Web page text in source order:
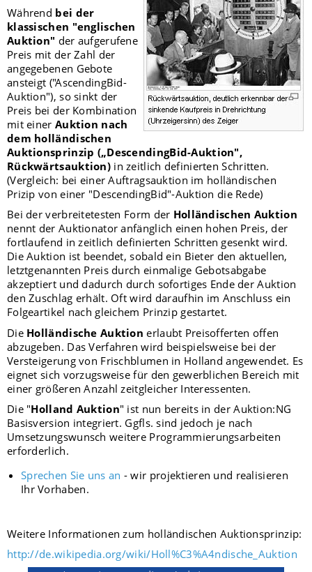
Während bei der
klassischen "englischen
Auktion" der aufgerufene
Preis mit der Zahl der
angegebenen Gebote
ansteigt ("AscendingBid-
Auktion"), so sinkt der
Preis bei der Kombination
mit einer Auktion nach
dem holländischen
Auktionsprinzip („DescendingBid-Auktion",
Rückwärtsauktion) in zeitlich definierten Schritten.
(Vergleich: bei einer Auftragsauktion im holländischen
Prizip von einer "DescendingBid"-Auktion die Rede)
Bei der verbreitetesten Form der Holländischen Auktion
nennt der Auktionator anfänglich einen hohen Preis, der
fortlaufend in zeitlich definierten Schritten gesenkt wird.
Die Auktion ist beendet, sobald ein Bieter den aktuellen,
letztgenannten Preis durch einmalige Gebotsabgabe
akzeptiert und dadurch durch sofortiges Ende der Auktion
den Zuschlag erhält. Oft wird daraufhin im Anschluss ein
Folgeartikel nach gleichem Prinzip gestartet.
Die Holländische Auktion erlaubt Preisofferten offen
abzugeben. Das Verfahren wird beispielsweise bei der
Versteigerung von Frischblumen in Holland angewendet. Es
eignet sich vorzugsweise für den gewerblichen Bereich mit
einer größeren Anzahl zeitgleicher Interessenten.
Die "Holland Auktion" ist nun bereits in der Auktion:NG
Basisversion integriert. Ggfls. sind jedoch je nach
Umsetzungswunsch weitere Programmierungsarbeiten
erforderlich.
Sprechen Sie uns an - wir projektieren und realisieren
Ihr Vorhaben.
Weitere Informationen zum holländischen Auktionsprinzip:
http://de.wikipedia.org/wiki/Holl%C3%A4ndische_Auktion